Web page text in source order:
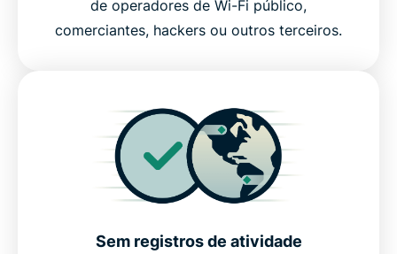
de operadores de Wi-Fi público,
comerciantes, hackers ou outros terceiros.
Sem registros de atividade